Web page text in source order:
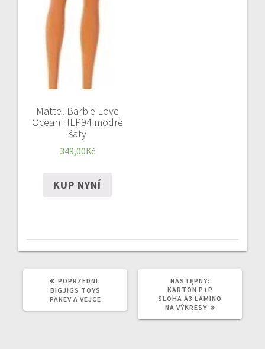
Mattel Barbie Love
Ocean HLP94 modré
šaty
349,00Kč
KUP NYNÍ
POPRZEDNI:
BIGJIGS TOYS
PÁNEV A VEJCE
NASTĘPNY:
WPIS:
KARTON P+P
SLOHA A3 LAMINO
NA VÝKRESY